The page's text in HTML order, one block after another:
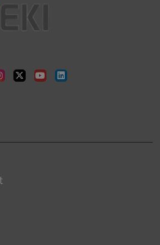
TwitterYoutubeLinkedin